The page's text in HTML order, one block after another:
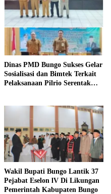
Dinas PMD Bungo Sukses Gelar
Sosialisasi dan Bimtek Terkait
Pelaksanaan Pilrio Serentak
Wakil Bupati Bungo Lantik 37
Pejabat Eselon lV Di Likungan
Pemerintah Kabupaten Bungo